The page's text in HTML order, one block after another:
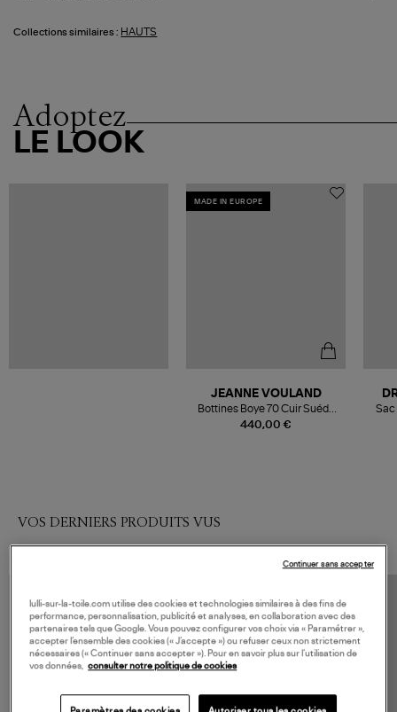
Collections similaires : HAUTS
Adoptez
LE LOOK
MADE IN EUROPE
440,00 €
JEANNE VOULAND
Bottines Boye 70 Cuir Suédé
Noir
Sac
VOS DERNIERS PRODUITS VUS
lulli-sur-la-toile.com utilise des cookies et technologies similaires à des fins de
performance, personnalisation, publicité et analyses, en collaboration avec des
partenaires tels que Google. Vous pouvez configurer vos choix via « Paramétrer »,
accepter l’ensemble des cookies (« J’accepte ») ou refuser ceux non strictement
nécessaires (« Continuer sans accepter »). Pour en savoir plus sur l’utilisation de
vos données,
consulter notre politique de cookies
Continuer sans accepter